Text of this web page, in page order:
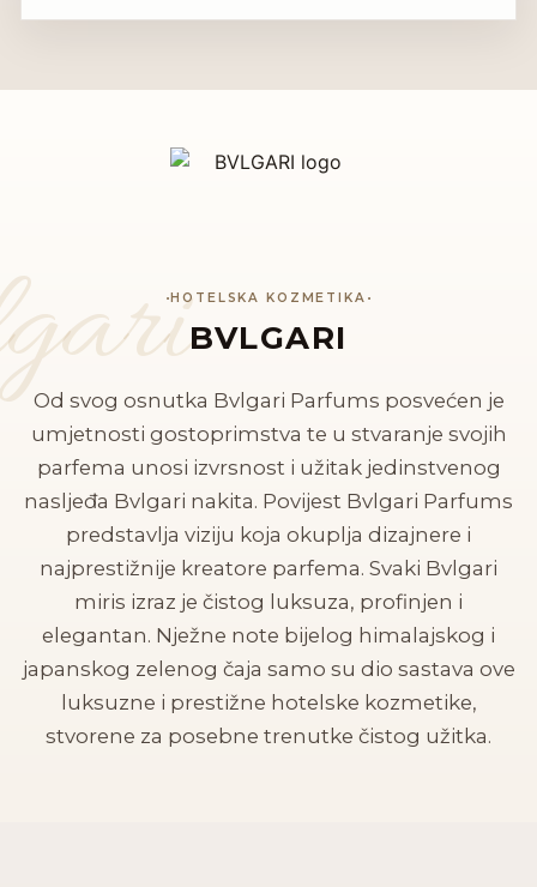
HOTELSKA KOZMETIKA
BVLGARI
Od svog osnutka Bvlgari Parfums posvećen je
umjetnosti gostoprimstva te u stvaranje svojih
parfema unosi izvrsnost i užitak jedinstvenog
nasljeđa Bvlgari nakita. Povijest Bvlgari Parfums
predstavlja viziju koja okuplja dizajnere i
najprestižnije kreatore parfema. Svaki Bvlgari
miris izraz je čistog luksuza, profinjen i
elegantan. Nježne note bijelog himalajskog i
japanskog zelenog čaja samo su dio sastava ove
luksuzne i prestižne hotelske kozmetike,
stvorene za posebne trenutke čistog užitka.